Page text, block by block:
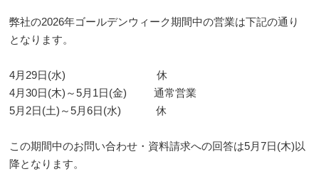
弊社の2026年ゴールデンウィーク期間中の営業は下記の通り
となります。
4月29日(水) 休
4月30日(木)～5月1日(金) 通常営業
5月2日(土)～5月6日(水) 休
この期間中のお問い合わせ・資料請求への回答は5月7日(木)以
降となります。